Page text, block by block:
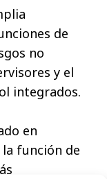
de
no
y el
integrados.
en
función de